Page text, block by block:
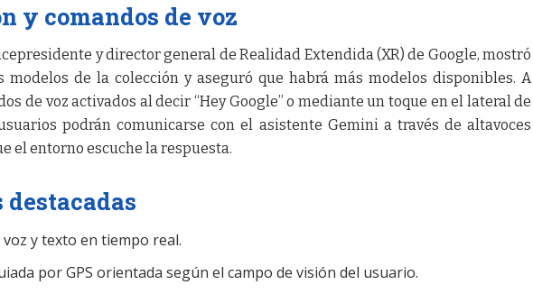
y comandos de voz
y director general de Realidad Extendida (XR) de Google, mostró
modelos de la colección y aseguró que habrá más modelos disponibles. A
de voz activados al decir “Hey Google” o mediante un toque en el lateral de
podrán comunicarse con el asistente Gemini a través de altavoces
el entorno escuche la respuesta.
destacadas
y texto en tiempo real.
por GPS orientada según el campo de visión del usuario.